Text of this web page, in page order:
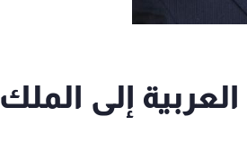
إلى الملك